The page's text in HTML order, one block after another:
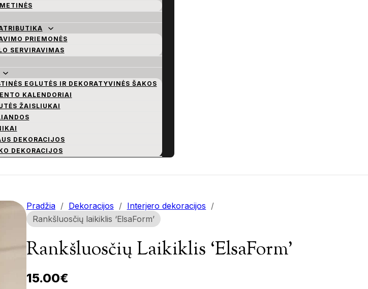
PRIEMONĖS
SERVIRAVIMAS
EGLUTĖS IR DEKORATYVINĖS ŠAKOS
KALENDORIAI
ŽAISLIUKAI
DEKORACIJOS
DEKORACIJOS
Pradžia / Dekoracijos / Interjero dekoracijos /
Rankšluosčių laikiklis ‘ElsaForm’
Rankšluosčių Laikiklis ‘ElsaForm’
15.00€